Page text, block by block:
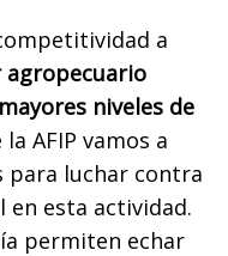
a
agropecuario
niveles de
la AFIP vamos a
para luchar contra
en esta actividad.
permiten echar